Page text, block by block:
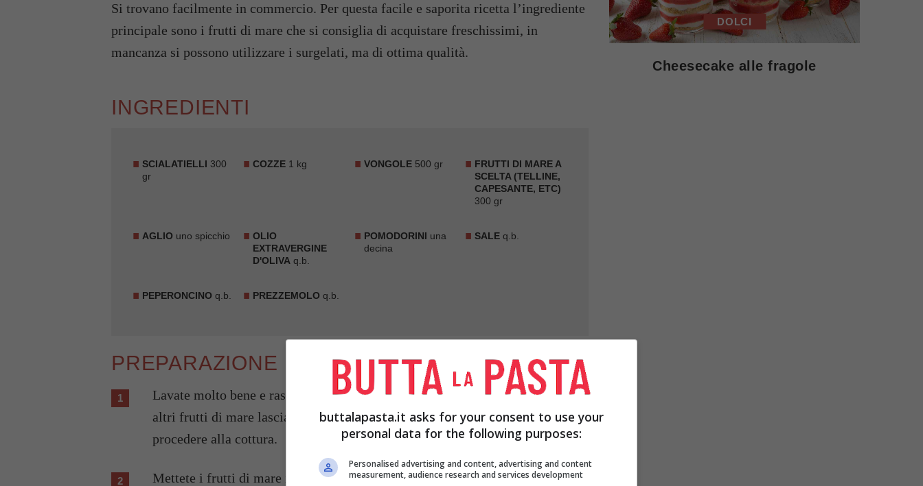
Si trovano facilmente in commercio. Per questa facile e saporita ricetta l’ingrediente
principale sono i frutti di mare che si consiglia di acquistare freschissimi, in
mancanza si possono utilizzare i surgelati, ma di ottima qualità.
INGREDIENTI
SCIALATIELLI 300
gr
COZZE 1 kg VONGOLE500 gr
FRUTTI DI MARE A
SCELTA (TELLINE,
CAPESANTE, ETC)
300 gr
AGLIO uno spicchio
OLIO
EXTRAVERGINE
D'OLIVA q.b.
POMODORINI una
decina
SALEq.b.
PEPERONCINO q.b. PREZZEMOLO q.b.
PREPARAZIONE
Lavate molto bene e raschiate accuratamente le cozze, lavate le vongole e gli
altri frutti di mare lasciandoli nell'acqua per qualche minuto prima di
procedere alla cottura.
Mettete i frutti di mare in una pentola e fateli aprire dalle valve a fuoco
DOLCI
Cheesecake alle fragole
buttalapasta.it asks for your consent to use your
personal data for the following purposes:
Personalised advertising and content, advertising and content
measurement, audience research and services development